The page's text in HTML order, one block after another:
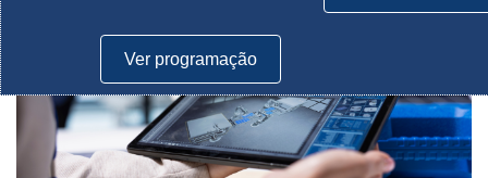
Ver programação